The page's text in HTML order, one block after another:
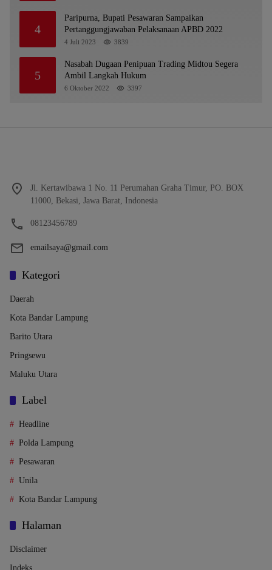
4
Paripurna, Bupati Pesawaran Sampaikan
Pertanggungjawaban Pelaksanaan APBD 2022
4 Juli 2023 3839
5
Nasabah Dugaan Penipuan Trading Midtou Segera
Ambil Langkah Hukum
6 Oktober 2022 3397
Jl. Kertawibawa 1 No. 11 Perumahan Graha Timur, PO. BOX
11000, Bekasi, Jawa Barat, Indonesia
08123456789
emailsaya@gmail.com
Kategori
Daerah
Kota Bandar Lampung
Barito Utara
Pringsewu
Maluku Utara
Label
Headline
Polda Lampung
Pesawaran
Unila
Kota Bandar Lampung
Halaman
Disclaimer
Indeks